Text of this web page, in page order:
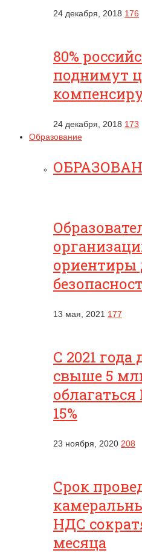
24 декабря, 2018 176
80%
поднимут
24 декабря, 2018 173
Образование
13 мая, 2021 177
С 2021
свыше 5
15%
23 ноября, 2020 208
Срок
НДС
месяца